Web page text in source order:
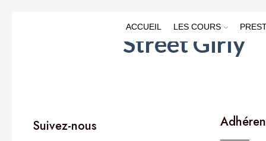
ACCUEIL LES COURS
Street Girly
Suivez-nous